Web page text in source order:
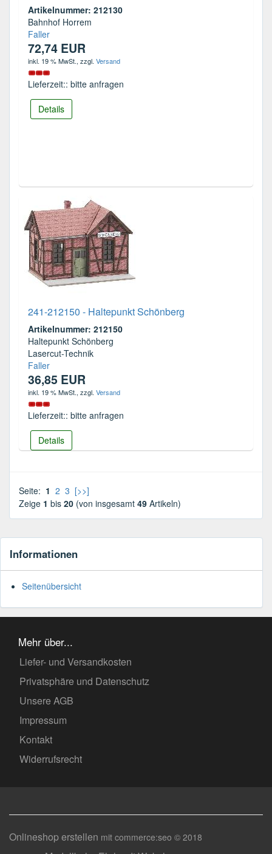
Artikelnummer: 212130
Bahnhof Horrem
Faller
72,74 EUR
inkl. 19 % MwSt., zzgl. Versand
Lieferzeit:: bitte anfragen
Details
241-212150 - Haltepunkt Schönberg
Artikelnummer: 212150
Haltepunkt Schönberg
Lasercut-Technik
Faller
36,85 EUR
inkl. 19 % MwSt., zzgl. Versand
Lieferzeit:: bitte anfragen
Details
Seite: 1 2 3 [>>]
Zeige 1 bis 20 (von insgesamt 49 Artikeln)
Informationen
Seitenübersicht
Mehr über...
Liefer- und Versandkosten
Privatsphäre und Datenschutz
Unsere AGB
Impressum
Kontakt
Widerrufsrecht
Onlineshop erstellen mit commerce:seo © 2018